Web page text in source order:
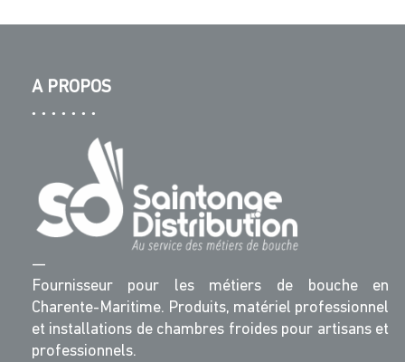
A PROPOS
—
Fournisseur pour les métiers de bouche en
Charente-Maritime. Produits, matériel professionnel
et installations de chambres froides pour artisans et
professionnels.